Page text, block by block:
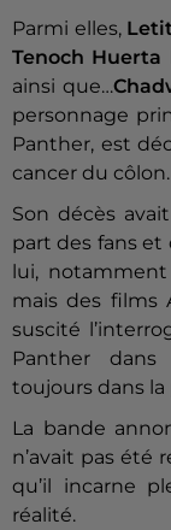
Parmi elles,
Tenoch Huerta
ainsi que…
personnage
Panther, est
cancer du côlon.
Son décès
part des fans et
lui,
mais des films
suscité
Panther
toujours dans la
La bande
n’avait pas été
qu’il incarne
réalité.